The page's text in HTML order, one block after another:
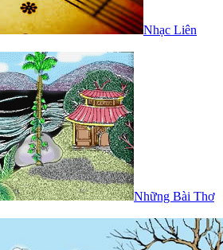
Nhạc Liên
Những Bài Thơ